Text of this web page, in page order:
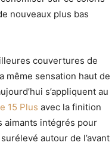
nouveaux plus bas
couvertures de
même sensation haut de
s’appliquent au
15 Plus avec la finition
aimants intégrés pour
autour de l’avant